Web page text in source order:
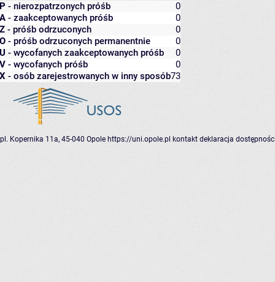
P - nierozpatrzonych próśb
0
A - zaakceptowanych próśb
0
Z - próśb odrzuconych
0
O - próśb odrzuconych permanentnie
0
U - wycofanych zaakceptowanych próśb
0
V - wycofanych próśb
0
X - osób zarejestrowanych w inny sposób73
pl. Kopernika 11a, 45-040 Opole https://uni.opole.pl kontakt deklaracja